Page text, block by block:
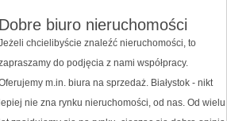
Dobre biuro nieruchomości
chcielibyście znaleźć nieruchomości, to
do podjęcia z nami współpracy.
m.in. biura na sprzedaż. Białystok - nikt
nie zna rynku nieruchomości, od nas. Od wielu